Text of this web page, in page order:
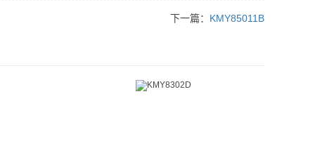
下一篇： KMY85011B